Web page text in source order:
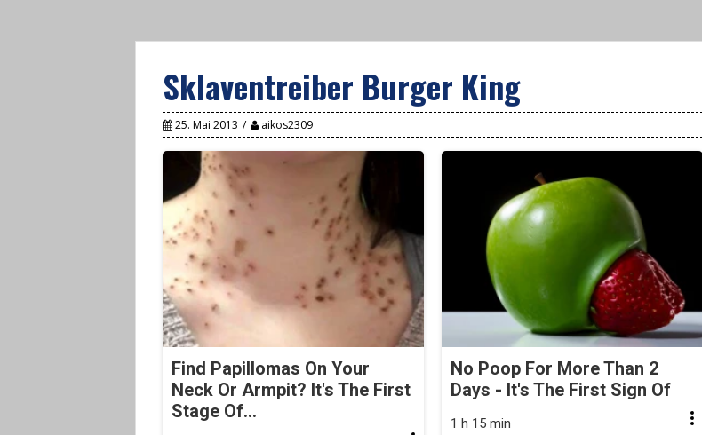
Sklaventreiber Burger King
25. Mai 2013 aikos2309
Find Papillomas On Your
Neck Or Armpit? It's The First
Stage Of...
No Poop For More Than 2
Days - It's The First Sign Of
1 h 15 min